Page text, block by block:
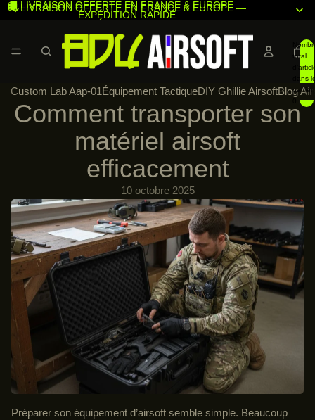
🚚 LIVRAISON OFFERTE EN FRANCE & EUROPE —
EXPÉDITION RAPIDE
🚚 LIVRAISON OFFERTE EN FRANCE & EUROPE —
total
dans
panier:
Custom Lab Aap-01Équipement TactiqueDIY Ghillie AirsoftBlog
Comment transporter son
matériel airsoft
efficacement
10 octobre 2025
Préparer son équipement d’airsoft semble simple. Beaucoup